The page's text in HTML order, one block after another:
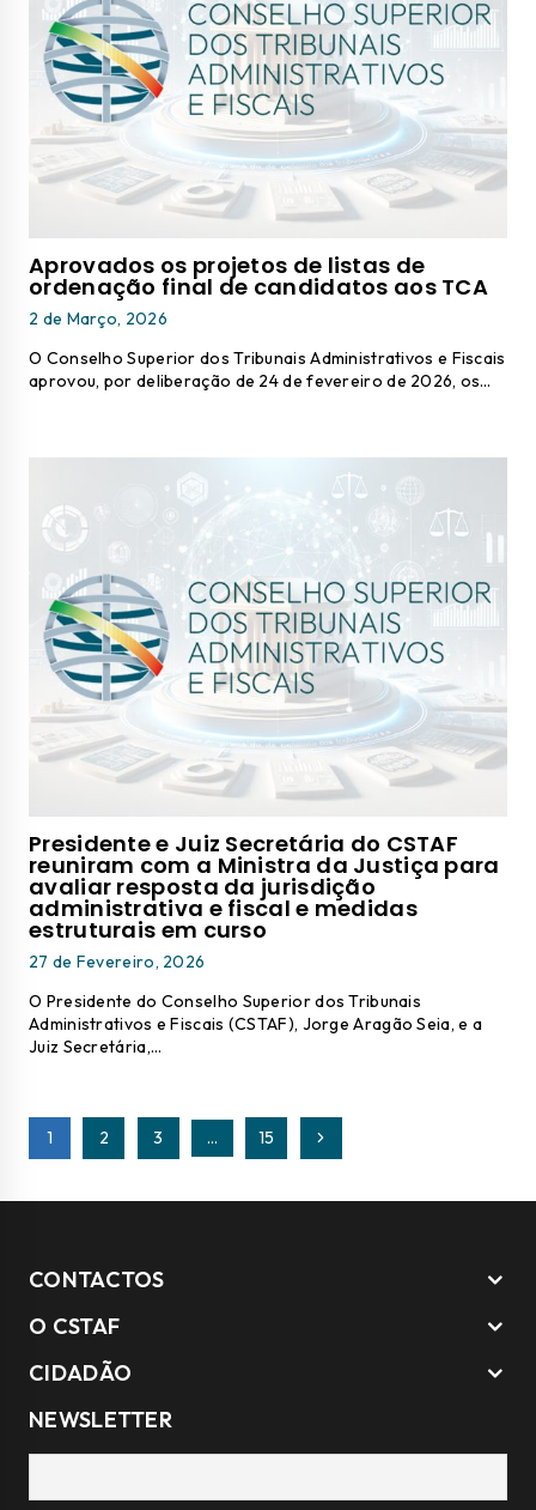
Aprovados os projetos de listas de
ordenação final de candidatos aos TCA
2 de Março, 2026
O Conselho Superior dos Tribunais Administrativos e Fiscais
aprovou, por deliberação de 24 de fevereiro de 2026, os…
Presidente e Juiz Secretária do CSTAF
reuniram com a Ministra da Justiça para
avaliar resposta da jurisdição
administrativa e fiscal e medidas
estruturais em curso
27 de Fevereiro, 2026
O Presidente do Conselho Superior dos Tribunais
Administrativos e Fiscais (CSTAF), Jorge Aragão Seia, e a
Juiz Secretária,…
Page
navigation
1 2 3 … 15
Página
CONTACTOS
O CSTAF
CIDADÃO
NEWSLETTER